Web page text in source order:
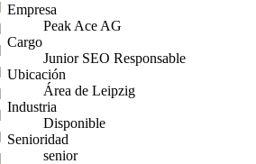
Empresa
Peak Ace AG
Cargo
Junior SEO Responsable
Ubicación
Área de Leipzig
Industria
Disponible
Senioridad
senior